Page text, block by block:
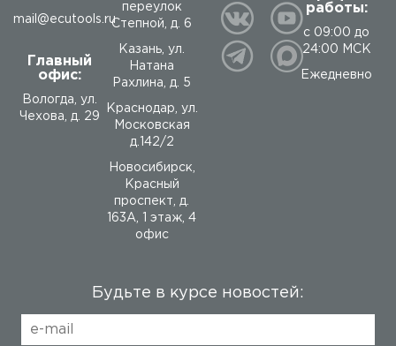
mail@ecutools.ru
Главный
офис:
Вологда, ул.
Чехова, д. 29
переулок
Степной, д. 6
Казань, ул.
Натана
Рахлина, д. 5
Краснодар, ул.
Московская
д.142/2
Новосибирск,
Красный
проспект, д.
163А, 1 этаж, 4
офис
работы:
с 09:00 до
24:00 МСК
Ежедневно
Будьте в курсе новостей: